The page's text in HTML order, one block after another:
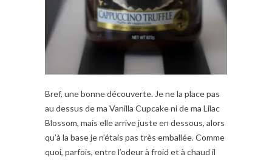
Bref, une bonne découverte. Je ne la place pas
au dessus de ma Vanilla Cupcake ni de ma Lilac
Blossom, mais elle arrive juste en dessous, alors
qu’à la base je n’étais pas très emballée. Comme
quoi, parfois, entre l’odeur à froid et à chaud il